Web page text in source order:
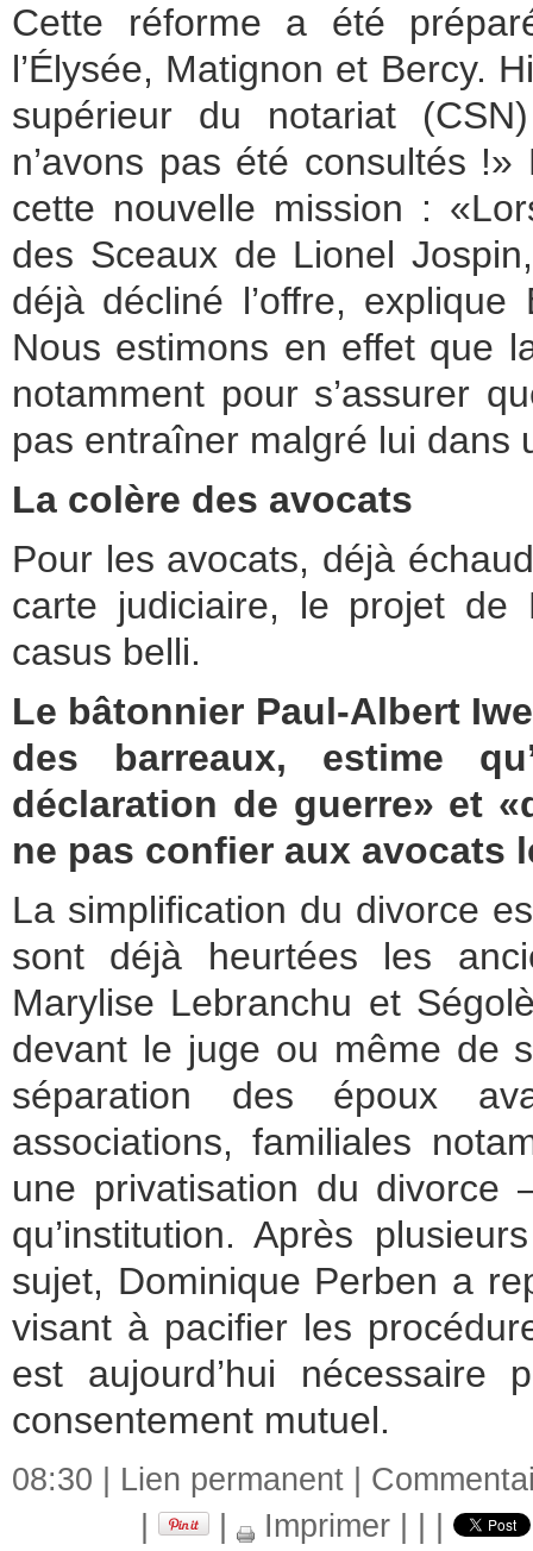
Cette réforme a été
l’Élysée, Matignon et Bercy.
supérieur du notariat
n’avons pas été consultés
cette nouvelle mission :
des Sceaux de Lionel
déjà décliné l’offre,
Nous estimons en effet que
notamment pour s’assurer
pas entraîner malgré lui dans
La colère des avocats
Pour les avocats, déjà
carte judiciaire, le projet de
casus belli.
Le bâtonnier Paul-Albert
des barreaux, estime
déclaration de guerre» et
ne pas confier aux avocats
La simplification du divorce
sont déjà heurtées les
Marylise Lebranchu et
devant le juge ou même de
séparation des époux
associations, familiales
une privatisation du
qu’institution. Après
sujet, Dominique Perben a
visant à pacifier les
est aujourd’hui nécessaire
consentement mutuel.
08:30 | Lien permanent
Imprimer